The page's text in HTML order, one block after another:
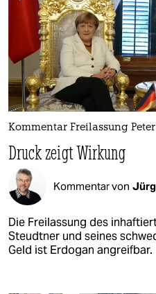
Kommentar Freilassung
Druck zeigt Wirkung
Kommentar von
Die Freilassung des
Steudtner und seines
Geld ist Erdogan angreifbar.